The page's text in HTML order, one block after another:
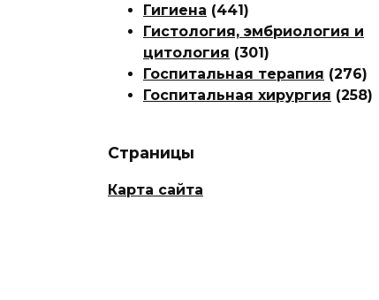
Гигиена (441)
Гистология, эмбриология и
цитология (301)
Госпитальная терапия (276)
Госпитальная хирургия (258)
Страницы
Карта сайта